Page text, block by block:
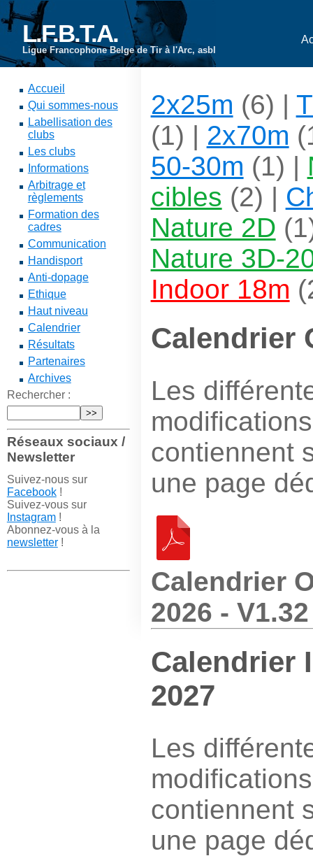
L.F.B.T.A.
Ligue Francophone Belge de Tir à l'Arc, asbl
Accueil
Qui sommes-nous
Labellisation des
clubs
Les clubs
Informations
Arbitrage et
règlements
Formation des
cadres
Communication
Handisport
Anti-dopage
Ethique
Haut niveau
Calendrier
Résultats
Partenaires
Archives
Rechercher :
Réseaux sociaux /
Newsletter
Suivez-nous sur
Facebook!
Suivez-vous sur
Instagram!
Abonnez-vous à la
newsletter!
2x25m (6) |
(1) | 2x70m
50-30m (1) |
cibles (2) |
Nature 2D
Nature 3D-
Indoor 18m
Calendrier
Les
contiennent
une page
Calendrier
2026 -
Calendrier
2027
Les
contiennent
une page